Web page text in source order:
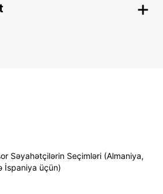
Səyahətçilərin Seçimləri (Almaniya,
İspaniya üçün)